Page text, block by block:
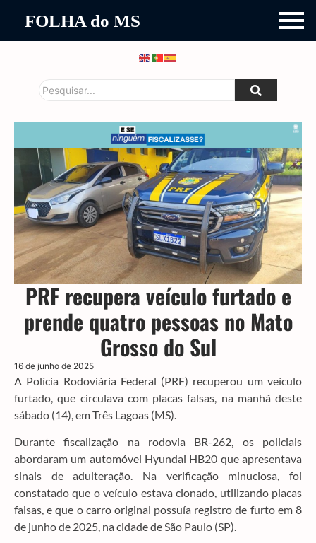
FOLHA do MS
PRF recupera veículo furtado e
prende quatro pessoas no Mato
Grosso do Sul
16 de junho de 2025
A Polícia Rodoviária Federal (PRF) recuperou um veículo
furtado, que circulava com placas falsas, na manhã deste
sábado (14), em Três Lagoas (MS).
Durante fiscalização na rodovia BR-262, os policiais
abordaram um automóvel Hyundai HB20 que apresentava
sinais de adulteração. Na verificação minuciosa, foi
constatado que o veículo estava clonado, utilizando placas
falsas, e que o carro original possuía registro de furto em 8
de junho de 2025, na cidade de São Paulo (SP).